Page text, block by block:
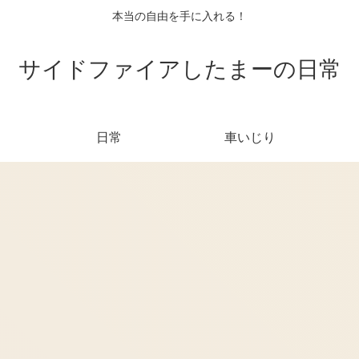
本当の自由を手に入れる！
サイドファイアしたまーの日常
日常 車いじり